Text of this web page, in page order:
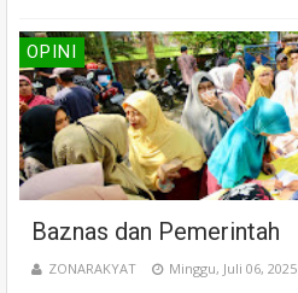
OPINI
Baznas dan Pemerintah
ZONARAKYAT Minggu, Juli 06, 2025